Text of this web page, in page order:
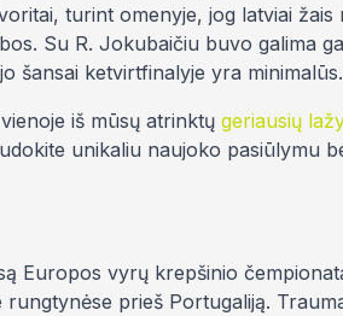
turint omenyje, jog latviai
Su R. Jokubaičiu buvo galima
šansai ketvirtfinalyje yra minimalūs.
iš mūsų atrinktų geriausių
unikaliu naujoko pasiūlymu
Europos vyrų krepšinio
prieš Portugaliją.